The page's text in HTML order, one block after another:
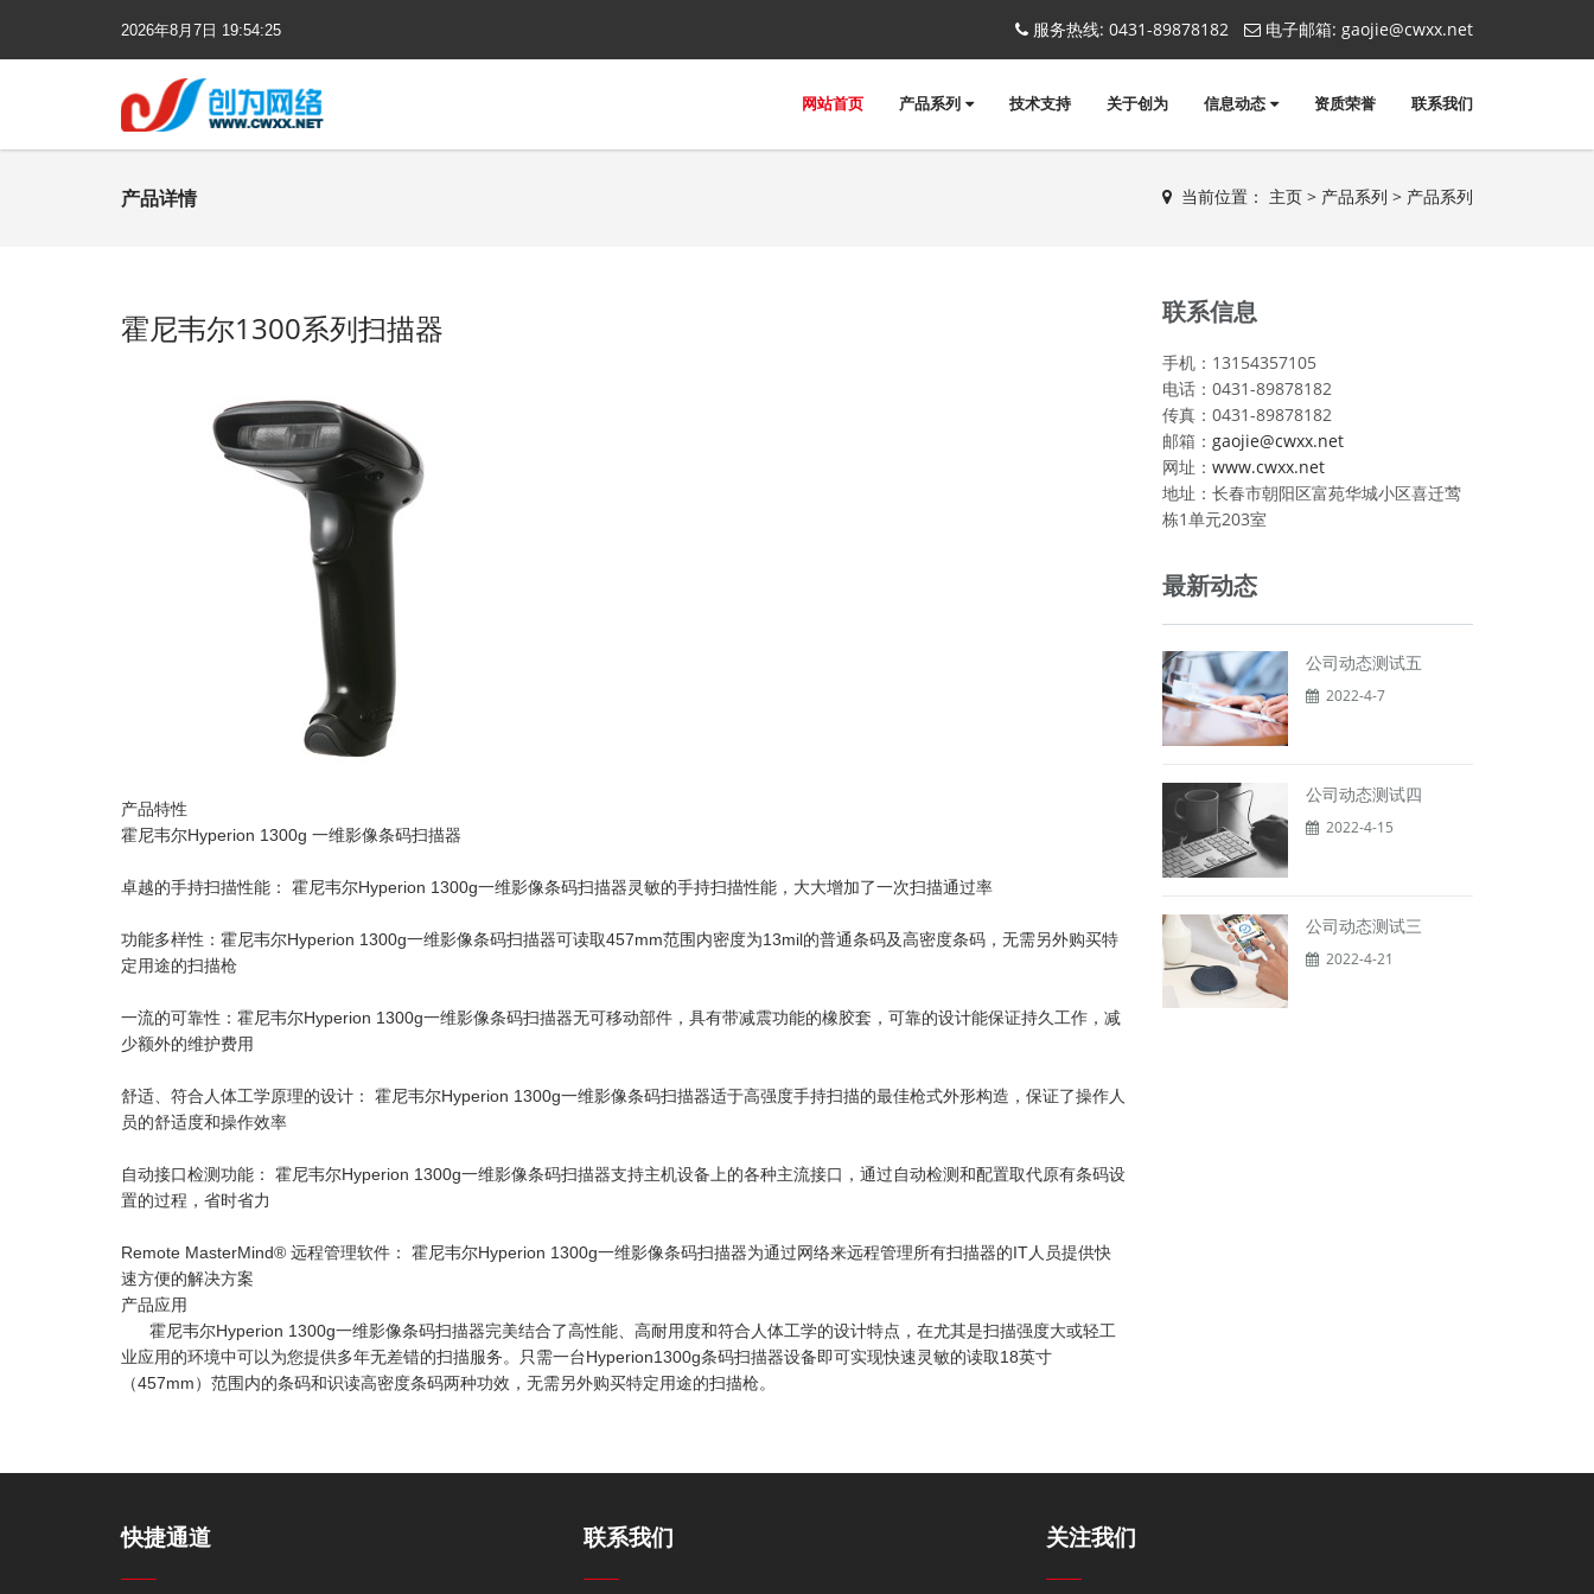
2026年8月 7日 19:54:25 服务热线: 0431-89878182 电子邮箱: gaojie@cwxx.net
网站首页 产品系列 技术支持 关于创为 信息动态 资质荣誉 联系我们
产品详情 当前位置： 主页 > 产品系列 > 产品系列
霍尼韦尔1300系列扫描器
产品特性
霍尼韦尔Hyperion 1300g 一维影像条码扫描器
卓越的手持扫描性能： 霍尼韦尔Hyperion 1300g一维影像条码扫描器灵敏的手持扫描性能，大大增加了一次扫描通过率
功能多样性：霍尼韦尔Hyperion 1300g一维影像条码扫描器可读取457mm范围内密度为13mil的普通条码及高密度条码，无需另外购买特
定用途的扫描枪
一流的可靠性：霍尼韦尔Hyperion 1300g一维影像条码扫描器无可移动部件，具有带减震功能的橡胶套，可靠的设计能保证持久工作，减
少额外的维护费用
舒适、符合人体工学原理的设计： 霍尼韦尔Hyperion 1300g一维影像条码扫描器适于高强度手持扫描的最佳枪式外形构造，保证了操作人
员的舒适度和操作效率
自动接口检测功能： 霍尼韦尔Hyperion 1300g一维影像条码扫描器支持主机设备上的各种主流接口，通过自动检测和配置取代原有条码设
置的过程，省时省力
Remote MasterMind® 远程管理软件： 霍尼韦尔Hyperion 1300g一维影像条码扫描器为通过网络来远程管理所有扫描器的IT人员提供快
速方便的解决方案
产品应用
霍尼韦尔Hyperion 1300g一维影像条码扫描器完美结合了高性能、高耐用度和符合人体工学的设计特点，在尤其是扫描强度大或轻工
业应用的环境中可以为您提供多年无差错的扫描服务。只需一台Hyperion1300g条码扫描器设备即可实现快速灵敏的读取18英寸
（457mm）范围内的条码和识读高密度条码两种功效，无需另外购买特定用途的扫描枪。
联系信息
手机：13154357105
电话：0431-89878182
传真：0431-89878182
邮箱： gaojie@cwxx.net
网址： www.cwxx.net
地址：长春市朝阳区富苑华城小区喜迁莺
栋1单元203室
最新动态
公司动态测试五
2022-4-7
公司动态测试四
2022-4-15
公司动态测试三
2022-4-21
快捷通道 联系我们 关注我们